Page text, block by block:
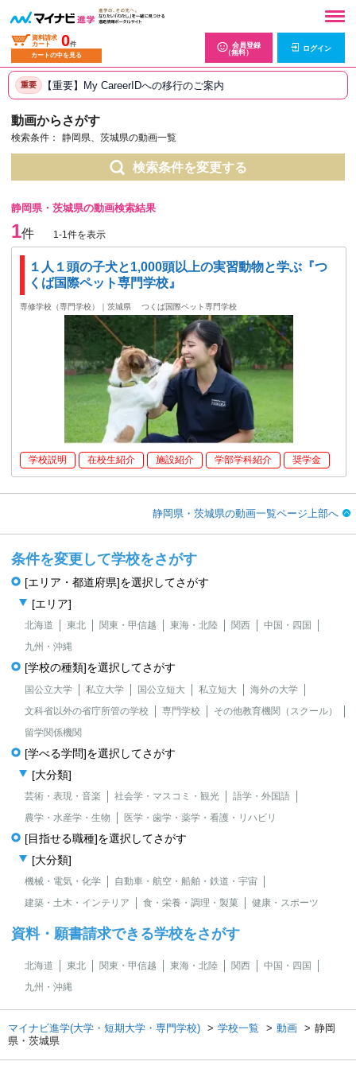
資料請求
カート
0件
カートの中を見る
会員登録
（無料）
ログイン
重要 【重要】My CareerIDへの移行のご案内
動画からさがす
検索条件： 静岡県、茨城県の動画一覧
検索条件を変更する
静岡県・茨城県の動画検索結果
1件 1-1件を表示
１人１頭の子犬と1,000頭以上の実習動物と学ぶ『つ
くば国際ペット専門学校』
専修学校（専門学校）｜茨城県 つくば国際ペット専門学校
学校説明 在校生紹介 施設紹介 学部学科紹介 奨学金
静岡県・茨城県の動画一覧ページ上部へ
条件を変更して学校をさがす
[エリア・都道府県]を選択してさがす
[エリア]
北海道 東北 関東・甲信越 東海・北陸 関西
中国・四国
九州・沖縄
[学校の種類]を選択してさがす
国公立大学 私立大学 国公立短大 私立短大
海外の大学
文科省以外の省庁所管の学校
専門学校
その他教育機関（スクール）
留学関係機関
[学べる学問]を選択してさがす
[大分類]
芸術・表現・音楽 社会学・マスコミ・観光
語学・外国語
農学・水産学・生物
医学・歯学・薬学・看護・リハビリ
[目指せる職種]を選択してさがす
[大分類]
機械・電気・化学
自動車・航空・船舶・鉄道・宇宙
建築・土木・インテリア
食・栄養・調理・製菓 健康・スポーツ
資料・願書請求できる学校をさがす
北海道 東北 関東・甲信越 東海・北陸 関西
中国・四国
九州・沖縄
マイナビ進学(大学・短期大学・専門学校) 学校一覧 動画
静岡
県・茨城県